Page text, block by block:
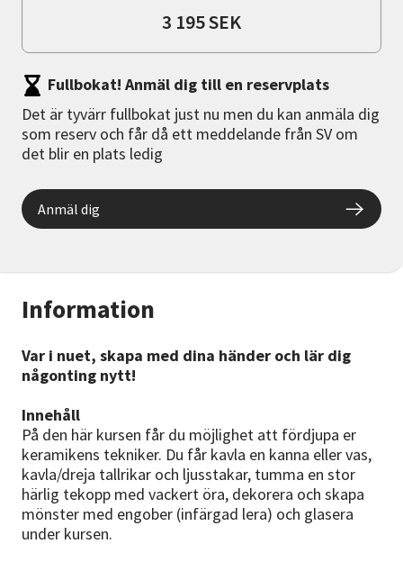
Information
Var i nuet, skapa med dina händer och lär dig
någonting nytt!
Innehåll
På den här kursen får du möjlighet att fördjupa er
keramikens tekniker. Du får kavla en kanna eller vas,
kavla/dreja tallrikar och ljusstakar, tumma en stor
härlig tekopp med vackert öra, dekorera och skapa
mönster med engober (infärgad lera) och glasera
under kursen.
3 195 SEK
Fullbokat! Anmäl dig till en reservplats
Det är tyvärr fullbokat just nu men du kan anmäla dig
som reserv och får då ett meddelande från SV om
det blir en plats ledig
Anmäl dig